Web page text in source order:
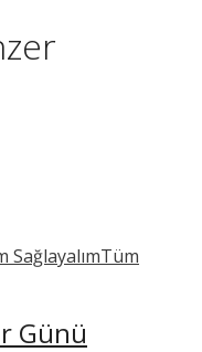
SağlayalımTüm
Günü